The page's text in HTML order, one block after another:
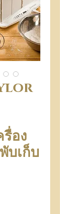
อง
บเก็บ